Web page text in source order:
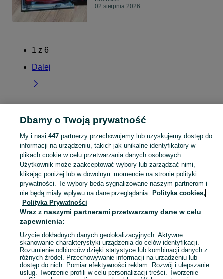
02 sierpnia 2026
1 z 6
Dalej
Strona główna Małopolskie Bratucice
KATEGORIA
Zobacz
Mapa kategorii
Mapa miejscowości
Mapa ministron
Popularne wyszukiwania
Dbamy o Twoją prywatność
My i nasi 447partnerzy przechowujemy lub uzyskujemy dostęp do
informacji na urządzeniu, takich jak unikalne identyfikatory w
plikach cookie w celu przetwarzania danych osobowych.
Użytkownik może zaakceptować wybory lub zarządzać nimi,
klikając poniżej lub w dowolnym momencie na stronie polityki
prywatności. Te wybory będą sygnalizowane naszym partnerom i
nie będą miały wpływu na dane przeglądania. Polityka cookies,
Polityka Prywatności
Wraz z naszymi partnerami przetwarzamy dane w celu
zapewnienia:
Użycie dokładnych danych geolokalizacyjnych. Aktywne
skanowanie charakterystyki urządzenia do celów identyfikacji.
Rozumienie odbiorców dzięki statystyce lub kombinacji danych z
różnych źródeł. Przechowywanie informacji na urządzeniu lub
dostęp do nich. Pomiar efektywności reklam. Rozwój i ulepszanie
usług. Tworzenie profili w celu personalizacji treści. Tworzenie